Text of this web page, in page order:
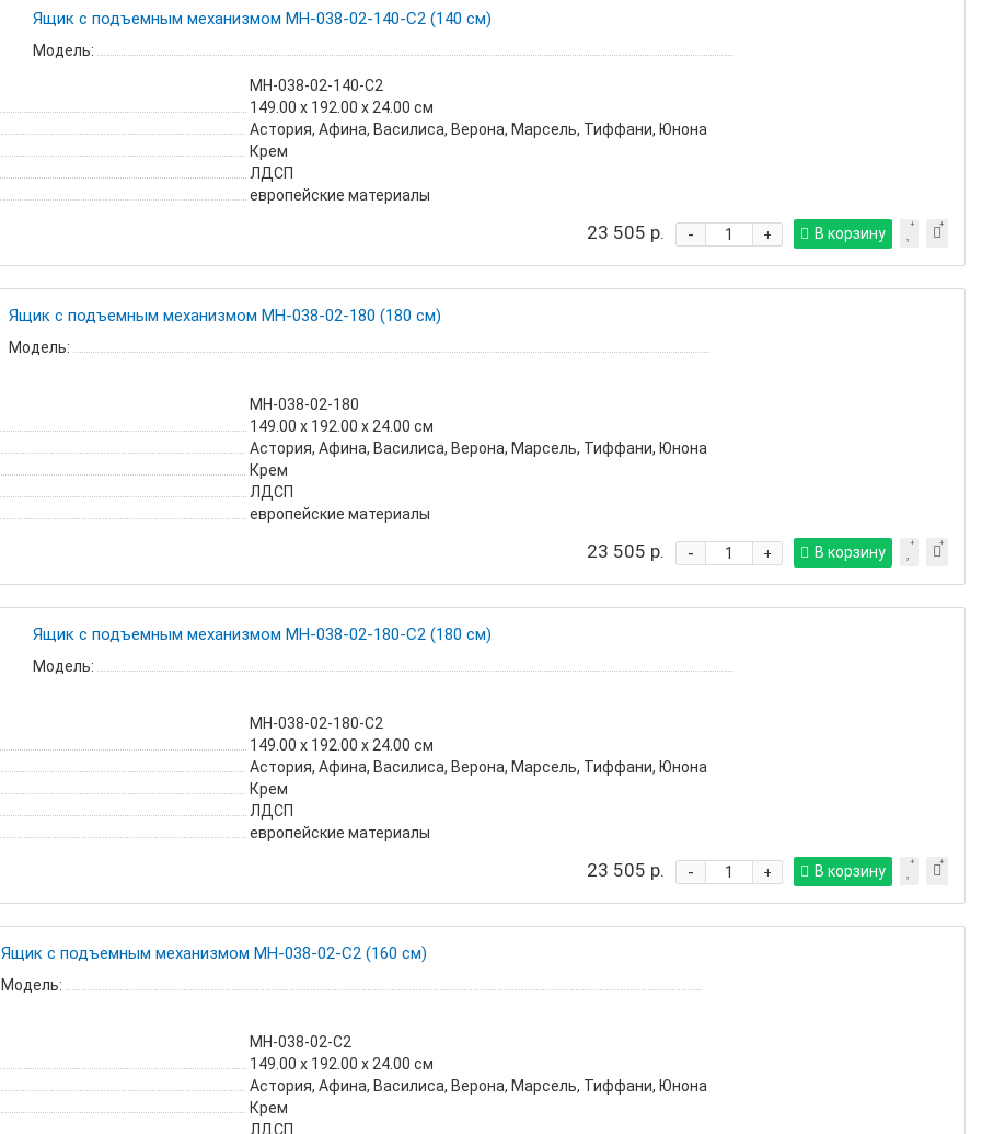
Ящик с подъемным механизмом МН-038-02-140-С2 (140 см)
Модель:
МН-038-02-140-С2
149.00 х 192.00 х 24.00 см
Астория, Афина, Василиса, Верона, Марсель, Тиффани, Юнона
Крем
ЛДСП
европейские материалы
23 505 р. +
- В корзину
Ящик с подъемным механизмом МН-038-02-180 (180 см)
Модель:
МН-038-02-180
149.00 х 192.00 х 24.00 см
Астория, Афина, Василиса, Верона, Марсель, Тиффани, Юнона
Крем
ЛДСП
европейские материалы
23 505 р. +
- В корзину
Ящик с подъемным механизмом МН-038-02-180-С2 (180 см)
Модель:
МН-038-02-180-С2
149.00 х 192.00 х 24.00 см
Астория, Афина, Василиса, Верона, Марсель, Тиффани, Юнона
Крем
ЛДСП
европейские материалы
23 505 р. +
- В корзину
Ящик с подъемным механизмом МН-038-02-С2 (160 см)
Модель:
МН-038-02-С2
149.00 х 192.00 х 24.00 см
Астория, Афина, Василиса, Верона, Марсель, Тиффани, Юнона
Крем
ЛДСП